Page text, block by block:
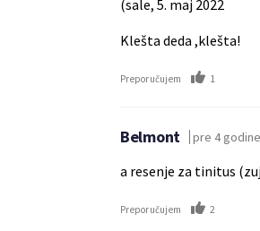
(sale, 5. maj 2022
Klešta deda ,klešta!
Preporučujem 1
Belmont pre 4 godine
a resenje za tinitus
Preporučujem 2